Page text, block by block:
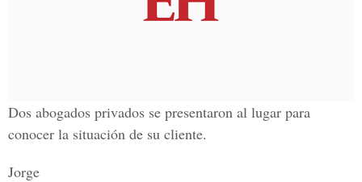
Dos abogados privados se presentaron al lugar para
conocer la situación de su cliente.
Jorge